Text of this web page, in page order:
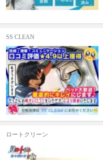
SS CLEAN
ロートクリーン